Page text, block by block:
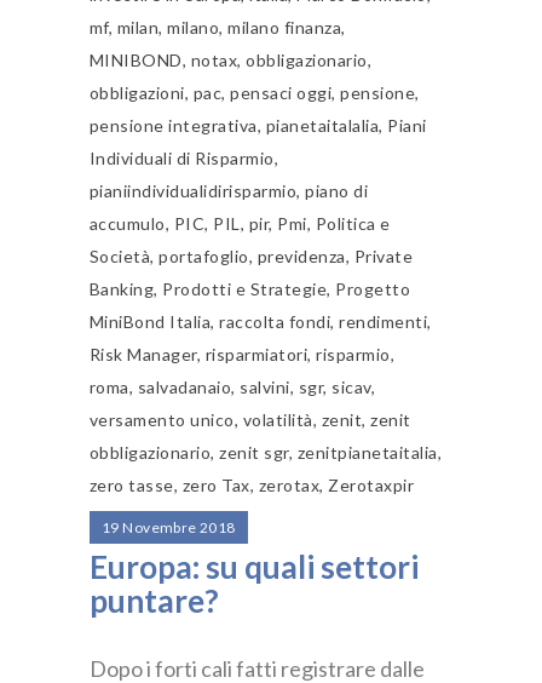
mf, milan,milano,milano finanza,
MINIBOND, notax,obbligazionario,
obbligazioni, pac,pensaci oggi,pensione,
pensione integrativa, pianetaitalalia, Piani
Individuali di Risparmio,
pianiindividualidirisparmio,piano di
accumulo, PIC, PIL , pir, Pmi, Politica e
Società,portafoglio, previdenza, Private
Banking, Prodotti e Strategie, Progetto
MiniBond Italia,raccolta fondi,rendimenti,
Risk Manager, risparmiatori,risparmio,
roma, salvadanaio, salvini, sgr, sicav,
versamento unico, volatilità, zenit,zenit
obbligazionario,zenit sgr, zenitpianetaitalia,
zero tasse, zero Tax, zerotax, Zerotaxpir
19 Novembre 2018
Europa: su quali settori
puntare?
Dopo i forti cali fatti registrare dalle